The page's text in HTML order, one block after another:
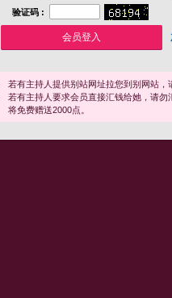
验证码 :
若有主持人提供别站网址拉您到别网站，
若有主持人要求会员直接汇钱给她，请
将免费赠送2000点。